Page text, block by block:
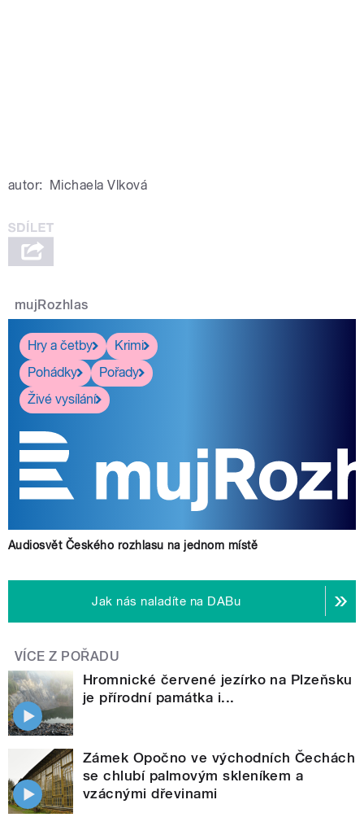
autor: Michaela Vlková
mujRozhlas
Hry a četby
Krimi
Pohádky
Pořady
Živé vysílání
Audiosvět Českého rozhlasu na jednom místě
Jak nás naladíte na DABu
VÍCE Z POŘADU
Hromnické červené jezírko na Plzeňsku
je přírodní památka i...
Zámek Opočno ve východních Čechách
se chlubí palmovým skleníkem a
vzácnými dřevinami